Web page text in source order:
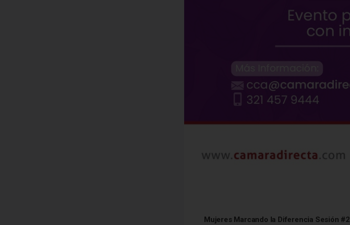
Mujeres Marcando la Diferencia Sesión #2